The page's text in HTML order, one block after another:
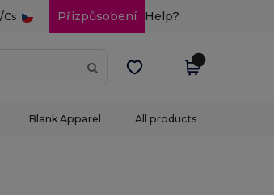
/Cs Přizpůsobení Help?
Blank Apparel All products